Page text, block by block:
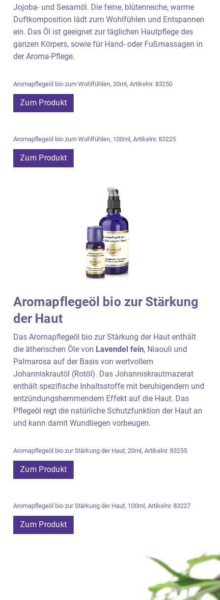
Jojoba- und Sesamöl. Die feine, blütenreiche, warme
Duftkomposition lädt zum Wohlfühlen und Entspannen
ein. Das Öl ist geeignet zur täglichen Hautpflege des
ganzen Körpers, sowie für Hand- oder Fußmassagen in
der Aroma-Pflege.
Aromapflegeöl bio zum Wohlfühlen, 20ml, Artikelnr. 83250
Zum Produkt
Aromapflegeöl bio zum Wohlfühlen, 100ml, Artikelnr. 83225
Zum Produkt
Aromapflegeöl bio zur Stärkung
der Haut
Das Aromapflegeöl bio zur Stärkung der Haut enthält
die ätherischen Öle von Lavendel fein, Niaouli und
Palmarosa auf der Basis von wertvollem
Johanniskrautöl (Rotöl). Das Johanniskrautmazerat
enthält spezifische Inhaltsstoffe mit beruhigendem und
entzündungshemmendem Effekt auf die Haut. Das
Pflegeöl regt die natürliche Schutzfunktion der Haut an
und kann damit Wundliegen vorbeugen.
Aromapflegeöl bio zur Stärkung der Haut, 20ml, Artikelnr. 83255
Zum Produkt
Aromapflegeöl bio zur Stärkung der Haut, 100ml, Artikelnr. 83227
Zum Produkt